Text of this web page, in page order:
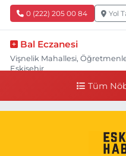
0 (222) 205 00 84 Yol
Bal Eczanesi
Vişnelik Mahallesi,
Eskişehir
0 (222) 225 50 00 Yol
Gültepe Mahallesi, Halk
Yol
Tüm